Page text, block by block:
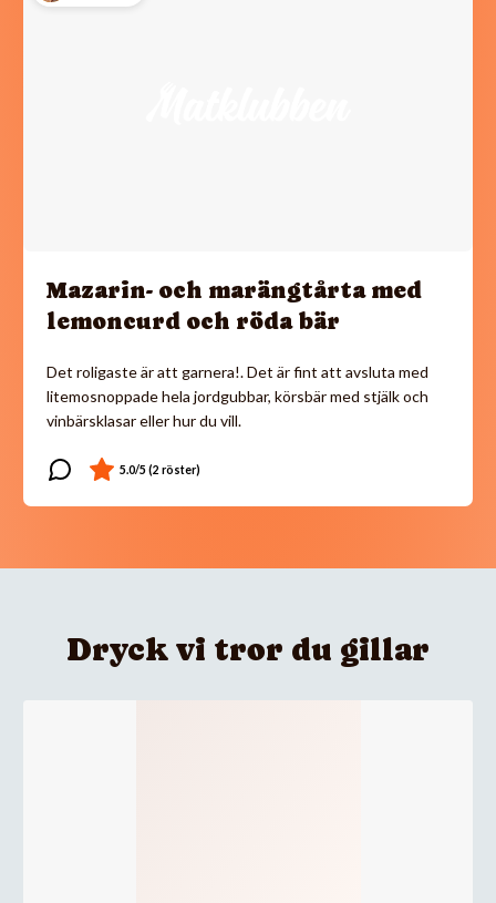
Mazarin- och marängtårta med
lemoncurd och röda bär
Det roligaste är att garnera!. Det är fint att avsluta med
litemosnoppade hela jordgubbar, körsbär med stjälk och
vinbärsklasar eller hur du vill.
Dryck vi tror du gillar